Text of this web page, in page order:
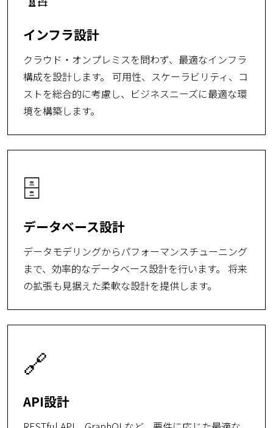
インフラ設計
クラウド・オンプレミスを問わず、最適なインフラ
構成を設計します。 可用性、スケーラビリティ、コ
ストを総合的に考慮し、ビジネスニーズに最適な環
境を構築します。
🗄️
データベース設計
データモデリングからパフォーマンスチューニング
まで、効率的なデータベース設計を行います。 将来
の拡張も見据えた柔軟な設計を提供します。
🔗
API設計